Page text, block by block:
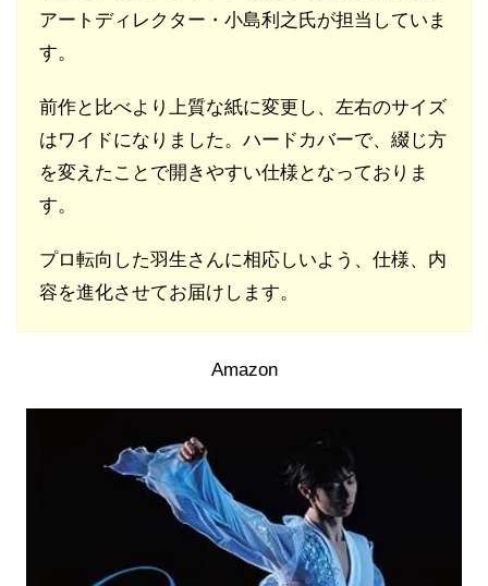
アートディレクター・小島利之氏が担当していま
す。
前作と比べより上質な紙に変更し、左右のサイズ
はワイドになりました。ハードカバーで、綴じ方
を変えたことで開きやすい仕様となっておりま
す。
プロ転向した羽生さんに相応しいよう、仕様、内
容を進化させてお届けします。
Amazon